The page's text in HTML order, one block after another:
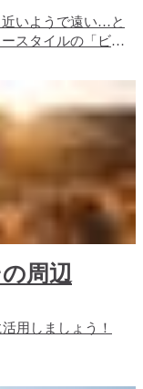
いようで遠い…と
スタイルの「ビー
周辺
用しましょう！